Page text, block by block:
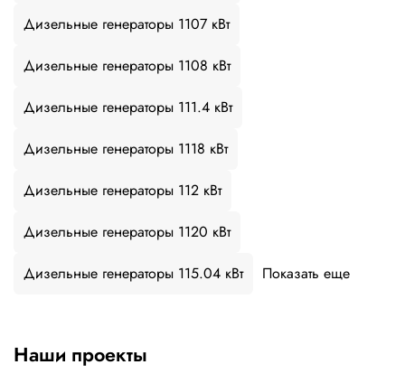
Дизельные генераторы 1107 кВт
Дизельные генераторы 1108 кВт
Дизельные генераторы 111.4 кВт
Дизельные генераторы 1118 кВт
Дизельные генераторы 112 кВт
Дизельные генераторы 1120 кВт
Дизельные генераторы 115.04 кВт
Показать еще
Наши проекты